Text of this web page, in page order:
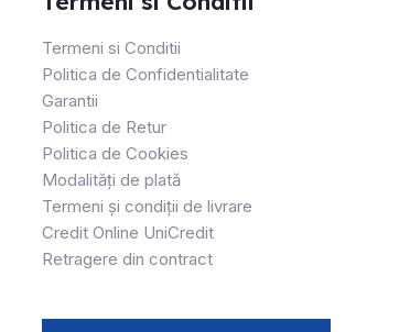
Termeni si Conditii
Politica de Confidentialitate
Garantii
Politica de Retur
Politica de Cookies
Modalități de plată
Termeni și condiții de livrare
Credit Online UniCredit
Retragere din contract